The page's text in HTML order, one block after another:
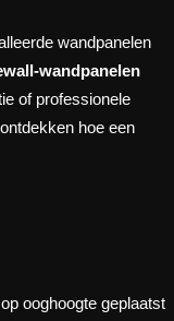
wandpanelen
wandpanelen
of professionele
hoe een
ooghoogte geplaatst